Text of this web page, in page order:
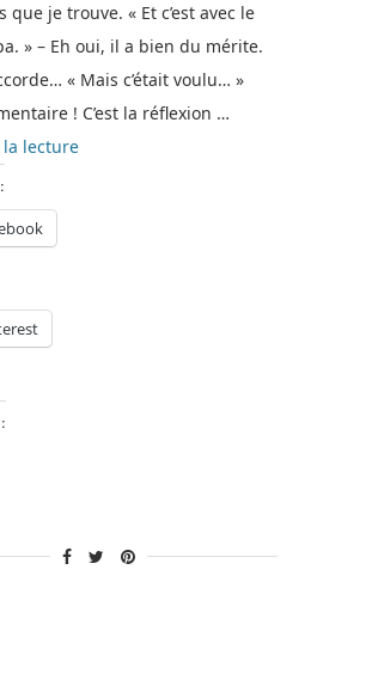
que je trouve. « Et c’est avec le
» – Eh oui, il a bien du mérite.
« Mais c’était voulu… »
! C’est la réflexion …
lecturede